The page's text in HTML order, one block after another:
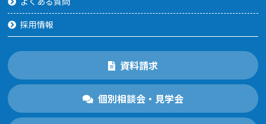
採用情報
資料請求
個別相談会・見学会